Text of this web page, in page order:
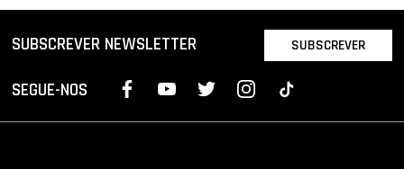
SUBSCREVER NEWSLETTER SUBSCREVER
SEGUE-NOS